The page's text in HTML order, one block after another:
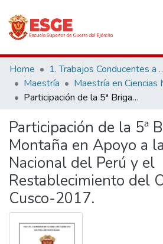
Communities & Collections
All of DSpace
Home 1. Trabajos
Maestría
Participación de la 5ª Brigada de Montaña en Apoyo a la Policía Nacional del Perú y el Restablecimiento del Orden Interno, Cusco-2017.
Participación de la 5ª
Montaña en Apoyo a
Nacional del Perú y el
Restablecimiento del
Cusco-2017.